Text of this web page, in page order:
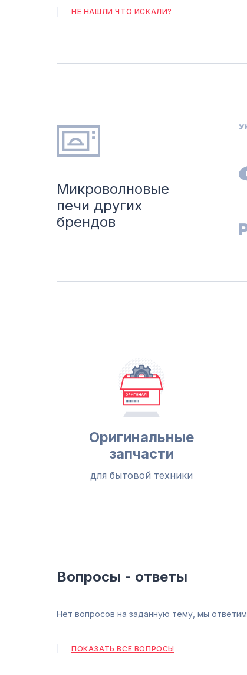
НЕ НАШЛИ ЧТО ИСКАЛИ?
Микроволновые
печи других
брендов
Оригинальные
запчасти
для бытовой техники
Вопросы - ответы
Нет вопросов на заданную тему, мы
ПОКАЗАТЬ ВСЕ ВОПРОСЫ